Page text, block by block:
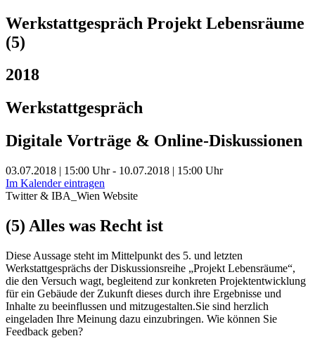
Werkstattgespräch Projekt Lebensräume
(5)
2018
Werkstattgespräch
Digitale Vorträge & Online-Diskussionen
03.07.2018 | 15:00 Uhr - 10.07.2018 | 15:00 Uhr
Im Kalender eintragen
Twitter & IBA_Wien Website
(5) Alles was Recht ist
Diese Aussage steht im Mittelpunkt des 5. und letzten
Werkstattgesprächs der Diskussionsreihe „Projekt Lebensräume“,
die den Versuch wagt, begleitend zur konkreten Projektentwicklung
für ein Gebäude der Zukunft dieses durch ihre Ergebnisse und
Inhalte zu beeinflussen und mitzugestalten.Sie sind herzlich
eingeladen Ihre Meinung dazu einzubringen. Wie können Sie
Feedback geben?